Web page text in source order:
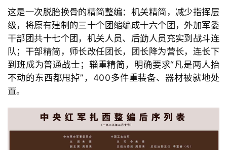
这是一次脱胎换骨的精简整编：机关精简，减少指挥层
级，将原有建制的三十个团缩编成十六个团，外加军委
干部团共十七个团，机关人员、后勤人员充实到战斗连
队；干部精简，师长改任团长，团长降为营长，连长下
到班成为普通战士；辎重精简，明确要求“凡是两人抬
不动的东西都甩掉”， 400多件重装备、器材被就地处
置。